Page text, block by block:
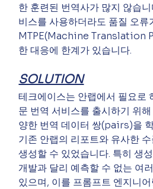
한 훈련된 번역사가 많지 않습
비스를 사용하더라도 품질 오류
MTPE(Machine Translation
한 대응에 한계가 있습니다.
SOLUTION
테크에이스는 안랩에서 필요로
문 번역 서비스를 출시하기 위
양한 번역 데이터 쌍(pairs)을
기존 안랩의 리포트와 유사한
생성할 수 있었습니다. 특히 생
개발과 달리 예측할 수 없는 여
있으며, 이를 프롬프트 엔지니